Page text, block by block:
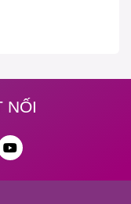
NỐI